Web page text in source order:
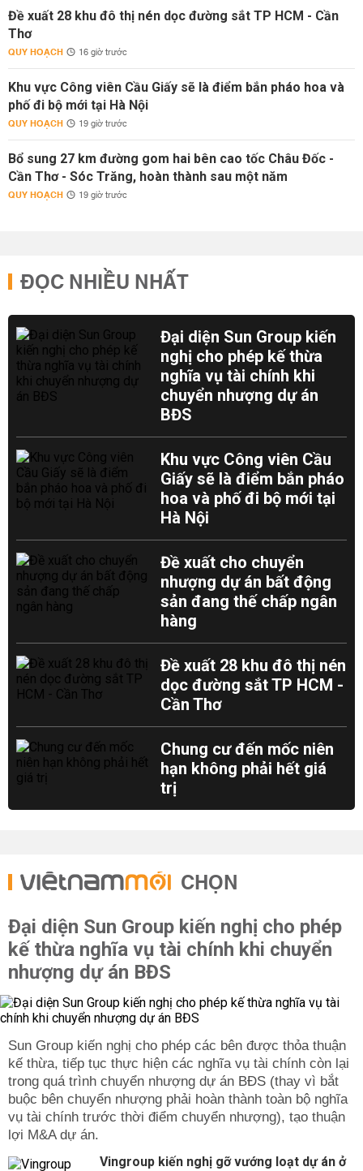
Đề xuất 28 khu đô thị nén dọc đường sắt TP HCM - Cần
Thơ
QUY HOẠCH 16 giờ trước
Khu vực Công viên Cầu Giấy sẽ là điểm bắn pháo hoa và
phố đi bộ mới tại Hà Nội
QUY HOẠCH 19 giờ trước
Bổ sung 27 km đường gom hai bên cao tốc Châu Đốc -
Cần Thơ - Sóc Trăng, hoàn thành sau một năm
QUY HOẠCH 19 giờ trước
ĐỌC NHIỀU NHẤT
Đại diện Sun Group kiến
nghị cho phép kế thừa
nghĩa vụ tài chính khi
chuyển nhượng dự án
BĐS
Khu vực Công viên Cầu
Giấy sẽ là điểm bắn pháo
hoa và phố đi bộ mới tại
Hà Nội
Đề xuất cho chuyển
nhượng dự án bất động
sản đang thế chấp ngân
hàng
Đề xuất 28 khu đô thị nén
dọc đường sắt TP HCM -
Cần Thơ
Chung cư đến mốc niên
hạn không phải hết giá
trị
CHỌN
Đại diện Sun Group kiến nghị cho phép
kế thừa nghĩa vụ tài chính khi chuyển
nhượng dự án BĐS
Sun Group kiến nghị cho phép các bên được thỏa thuận
kế thừa, tiếp tục thực hiện các nghĩa vụ tài chính còn lại
trong quá trình chuyển nhượng dự án BĐS (thay vì bắt
buộc bên chuyển nhượng phải hoàn thành toàn bộ nghĩa
vụ tài chính trước thời điểm chuyển nhượng), tạo thuận
lợi M&A dự án.
Vingroup kiến nghị gỡ vướng loạt dự án ở